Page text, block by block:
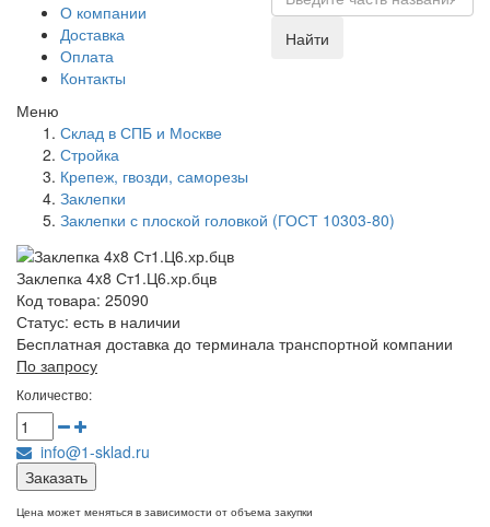
О компании
Доставка
Оплата
Контакты
Найти
Меню
Склад в СПБ и Москве
Стройка
Крепеж, гвозди, саморезы
Заклепки
Заклепки с плоской головкой (ГОСТ 10303-80)
Заклепка 4x8 Ст1.Ц6.хр.бцв
Код товара: 25090
Статус: есть в наличии
Бесплатная доставка до терминала транспортной компании
По запросу
Количество:
info@1-sklad.ru
Заказать
Цена может меняться в зависимости от объема закупки